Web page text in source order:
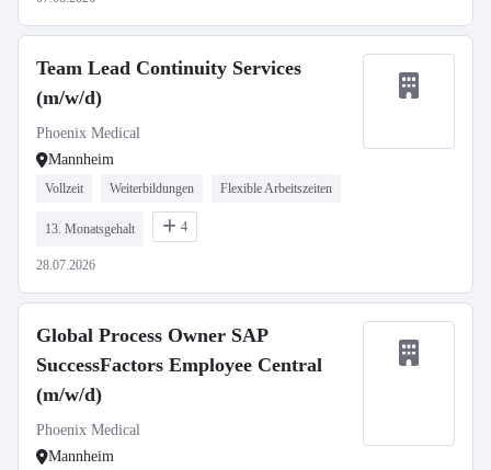
Team Lead Continuity Services
(m/w/d)
Phoenix Medical
Mannheim
Vollzeit Weiterbildungen Flexible Arbeitszeiten
13. Monatsgehalt 4
28.07.2026
Global Process Owner SAP
SuccessFactors Employee Central
(m/w/d)
Phoenix Medical
Mannheim